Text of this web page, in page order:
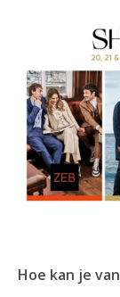
Hoe kan je